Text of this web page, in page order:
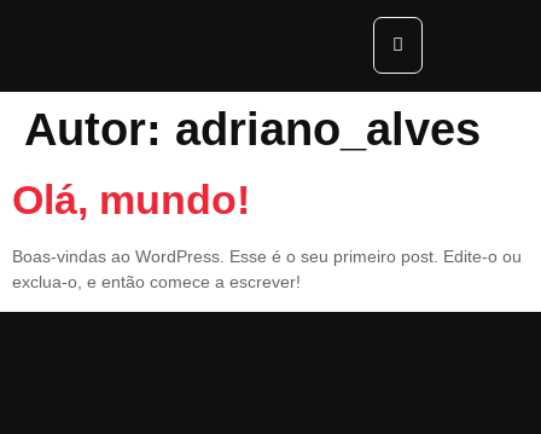
Autor: adriano_alves
Olá, mundo!
Boas-vindas ao WordPress. Esse é o seu primeiro post. Edite-o ou
exclua-o, e então comece a escrever!